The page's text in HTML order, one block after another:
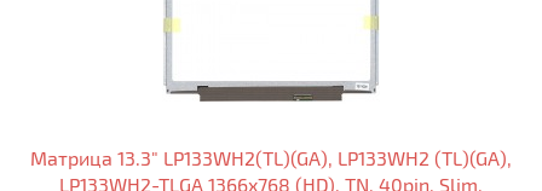
Матрица 13.3" LP133WH2(TL)(GA), LP133WH2 (TL)(GA),
LP133WH2-TLGA 1366x768 (HD), TN, 40pin, Slim,